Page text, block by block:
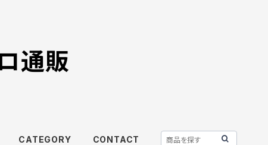
通販
CATEGORY CONTACT